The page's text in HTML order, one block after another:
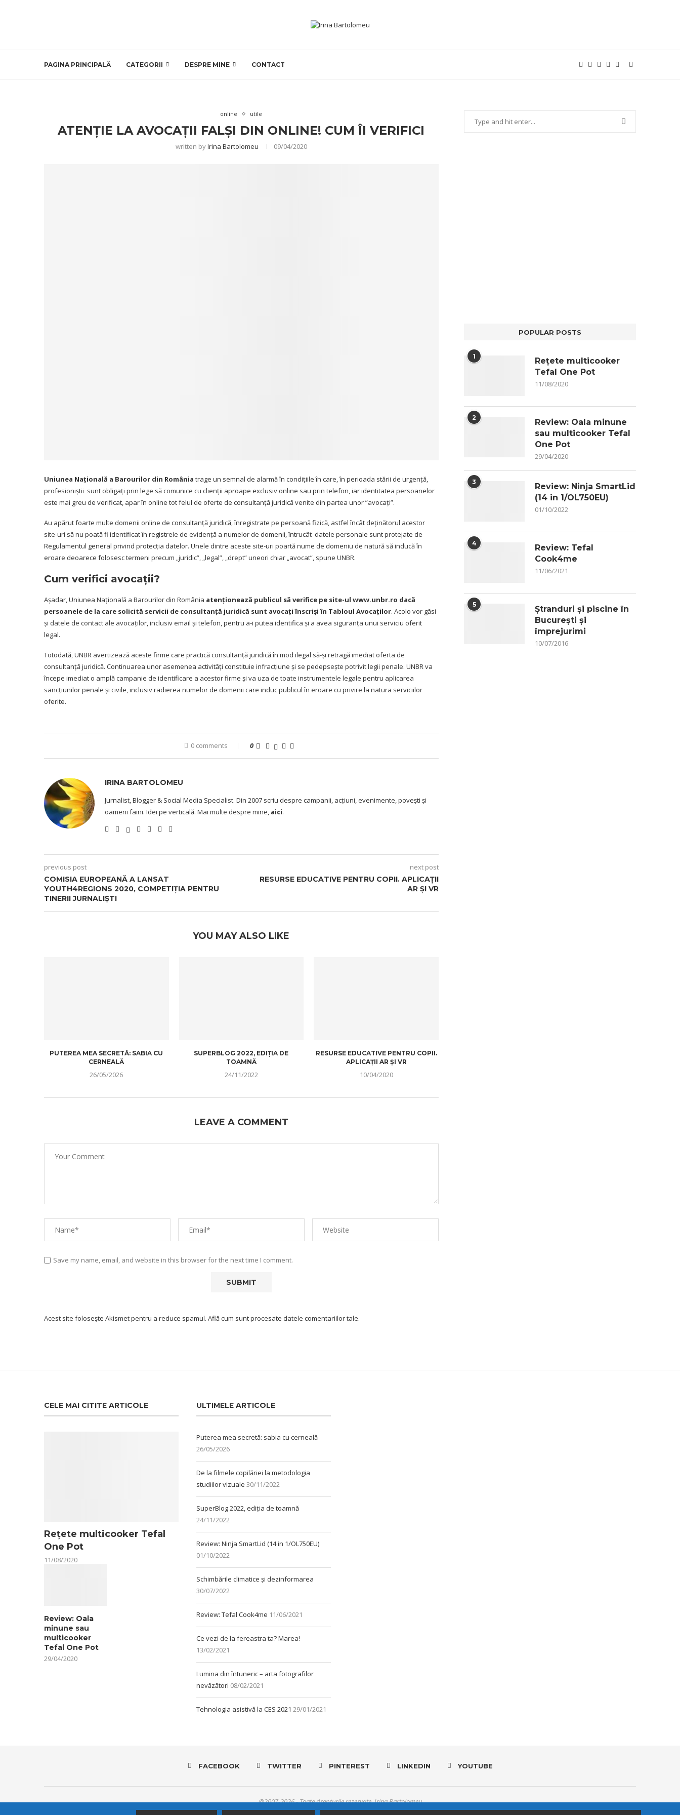
PAGINA PRINCIPALĂ CATEGORII DESPRE MINE CONTACT
online utile
ATENȚIE LA AVOCAȚII FALȘI DIN ONLINE! CUM ÎI VERIFICI
written byIrina Bartolomeu 09/04/2020
Uniunea Națională a Barourilor din România trage un semnal de alarmă în condițiile în care, în perioada stării de urgență,
profesioniștii sunt obligați prin lege să comunice cu clienții aproape exclusiv online sau prin telefon, iar identitatea persoanelor
este mai greu de verificat, apar în online tot felul de oferte de consultanță juridică venite din partea unor ”avocați”.
Au apărut foarte multe domenii online de consultanță juridică, înregistrate pe persoană fizică, astfel încât deținătorul acestor
site-uri să nu poată fi identificat în registrele de evidență a numelor de domenii, întrucât datele personale sunt protejate de
Regulamentul general privind protecția datelor. Unele dintre aceste site-uri poartă nume de domeniu de natură să inducă în
eroare deoarece folosesc termeni precum „juridic”, „legal”, „drept” uneori chiar „avocat”, spune UNBR.
Cum verifici avocații?
Așadar, Uniunea Națională a Barourilor din România atenționează publicul să verifice pe site-ul www.unbr.ro dacă
persoanele de la care solicită servicii de consultanță juridică sunt avocați înscriși în Tabloul Avocaților. Acolo vor găsi
și datele de contact ale avocaților, inclusiv email și telefon, pentru a-i putea identifica și a avea siguranța unui serviciu oferit
legal.
Totodată, UNBR avertizează aceste firme care practică consultanță juridică în mod ilegal să-și retragă imediat oferta de
consultanță juridică. Continuarea unor asemenea activități constituie infracțiune și se pedepsește potrivit legii penale. UNBR va
începe imediat o amplă campanie de identificare a acestor firme și va uza de toate instrumentele legale pentru aplicarea
sancțiunilor penale și civile, inclusiv radierea numelor de domenii care induc publicul în eroare cu privire la natura serviciilor
oferite.
0 comments 0
IRINA BARTOLOMEU
Jurnalist, Blogger & Social Media Specialist. Din 2007 scriu despre campanii, acțiuni, evenimente, povești și
oameni faini. Idei pe verticală. Mai multe despre mine, aici.
previous post
COMISIA EUROPEANĂ A LANSAT
YOUTH4REGIONS 2020, COMPETIȚIA PENTRU
TINERII JURNALIȘTI
next post
RESURSE EDUCATIVE PENTRU COPII. APLICAȚII
AR ȘI VR
YOU MAY ALSO LIKE
PUTEREA MEA SECRETĂ: SABIA CU
CERNEALĂ
26/05/2026
SUPERBLOG 2022, EDIȚIA DE
TOAMNĂ
24/11/2022
RESURSE EDUCATIVE PENTRU COPII.
APLICAȚII AR ȘI VR
10/04/2020
LEAVE A COMMENT
Save my name, email, and website in this browser for the next time I comment.
Acest site folosește Akismet pentru a reduce spamul. Află cum sunt procesate datele comentariilor tale.
POPULAR POSTS
1
Rețete multicooker
Tefal One Pot
11/08/2020
2
Review: Oala minune
sau multicooker Tefal
One Pot
29/04/2020
3
Review: Ninja SmartLid
(14 in 1/OL750EU)
01/10/2022
4
Review: Tefal
Cook4me
11/06/2021
5
Ștranduri și piscine în
București și
împrejurimi
10/07/2016
CELE MAI CITITE ARTICOLE
Rețete multicooker Tefal
One Pot
11/08/2020
Review: Oala
minune sau
multicooker
Tefal One Pot
29/04/2020
ULTIMELE ARTICOLE
Puterea mea secretă: sabia cu cerneală
26/05/2026
De la filmele copilăriei la metodologia
studiilor vizuale 30/11/2022
SuperBlog 2022, ediția de toamnă
24/11/2022
Review: Ninja SmartLid (14 in 1/OL750EU)
01/10/2022
Schimbările climatice și dezinformarea
30/07/2022
Review: Tefal Cook4me 11/06/2021
Ce vezi de la fereastra ta? Marea!
13/02/2021
Lumina din întuneric – arta fotografilor
nevăzători 08/02/2021
Tehnologia asistivă la CES 2021 29/01/2021
FACEBOOK TWITTER PINTEREST LINKEDIN YOUTUBE
@2007-2026 - Toate drepturile rezervate. Irina Bartolomeu